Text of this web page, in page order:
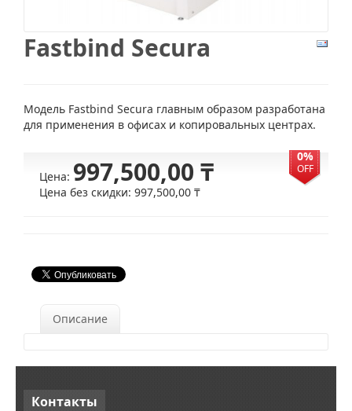
Fastbind Secura
Модель Fastbind Secura главным образом разработана
для применения в офисах и копировальных центрах.
0%
OFF
Цена: 997,500,00 ₸
Цена без скидки: 997,500,00 ₸
Описание
Контакты